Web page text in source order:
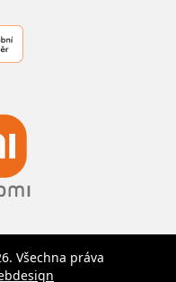
Všechna práva